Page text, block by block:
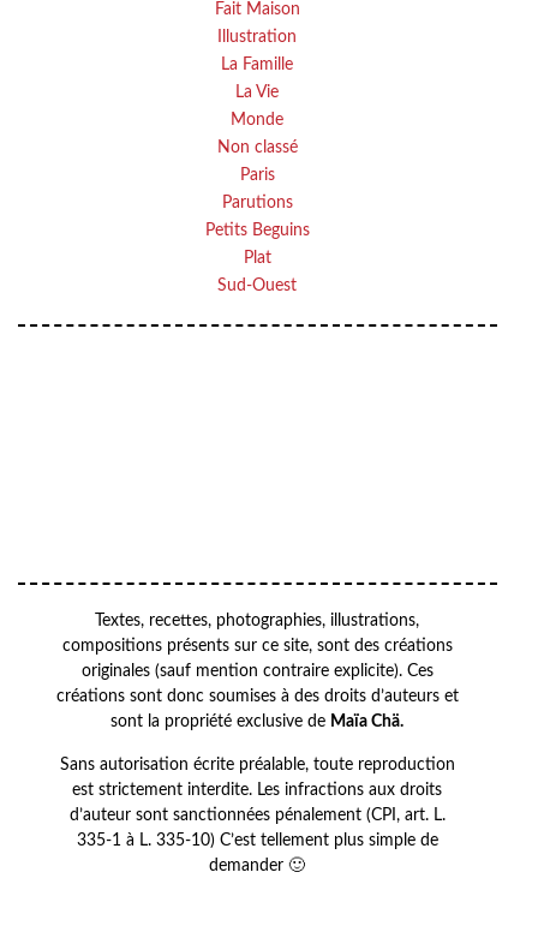
Fait Maison
Illustration
La Famille
La Vie
Monde
Non classé
Paris
Parutions
Petits Beguins
Plat
Sud-Ouest
Textes, recettes, photographies, illustrations,
compositions présents sur ce site, sont des créations
originales (sauf mention contraire explicite). Ces
créations sont donc soumises à des droits d’auteurs et
sont la propriété exclusive de Maïa Chä.
Sans autorisation écrite préalable, toute reproduction
est strictement interdite. Les infractions aux droits
d’auteur sont sanctionnées pénalement (CPI, art. L.
335-1 à L. 335-10) C’est tellement plus simple de
demander 🙂